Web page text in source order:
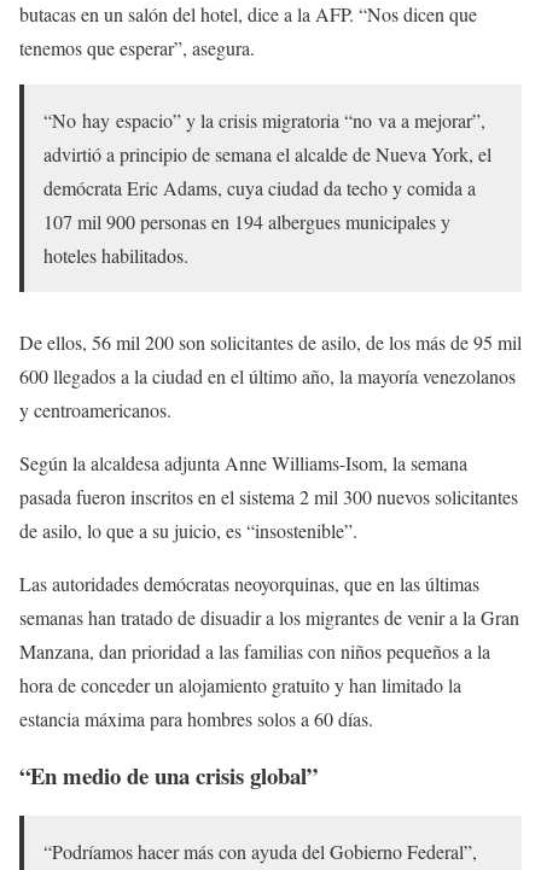
butacas en un salón del hotel, dice a la AFP. “Nos dicen que
tenemos que esperar”, asegura.
“No hay espacio” y la crisis migratoria “no va a mejorar”,
advirtió a principio de semana el alcalde de Nueva York, el
demócrata Eric Adams, cuya ciudad da techo y comida a
107 mil 900 personas en 194 albergues municipales y
hoteles habilitados.
De ellos, 56 mil 200 son solicitantes de asilo, de los más de 95 mil
600 llegados a la ciudad en el último año, la mayoría venezolanos
y centroamericanos.
Según la alcaldesa adjunta Anne Williams-Isom, la semana
pasada fueron inscritos en el sistema 2 mil 300 nuevos solicitantes
de asilo, lo que a su juicio, es “insostenible”.
Las autoridades demócratas neoyorquinas, que en las últimas
semanas han tratado de disuadir a los migrantes de venir a la Gran
Manzana, dan prioridad a las familias con niños pequeños a la
hora de conceder un alojamiento gratuito y han limitado la
estancia máxima para hombres solos a 60 días.
“En medio de una crisis global”
“Podríamos hacer más con ayuda del Gobierno Federal”,